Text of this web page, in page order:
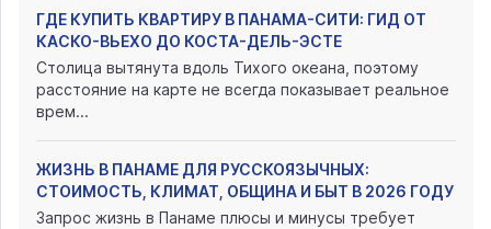
ГДЕ КУПИТЬ КВАРТИРУ В ПАНАМА-СИТИ: ГИД ОТ
КАСКО-ВЬЕХО ДО КОСТА-ДЕЛЬ-ЭСТЕ
Столица вытянута вдоль Тихого океана, поэтому
расстояние на карте не всегда показывает реальное
врем...
ЖИЗНЬ В ПАНАМЕ ДЛЯ РУССКОЯЗЫЧНЫХ:
СТОИМОСТЬ, КЛИМАТ, ОБЩИНА И БЫТ В 2026 ГОДУ
Запрос жизнь в Панаме плюсы и минусы требует